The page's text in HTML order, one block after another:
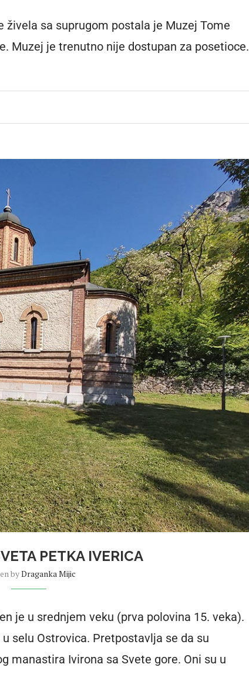
živela sa suprugom postala je Muzej Tome
Muzej je trenutno nije dostupan za posetioce.
PETKA IVERICA
byDraganka Mijic
je u srednjem veku (prva polovina 15. veka).
selu Ostrovica. Pretpostavlja se da su
manastira Ivirona sa Svete gore. Oni su u